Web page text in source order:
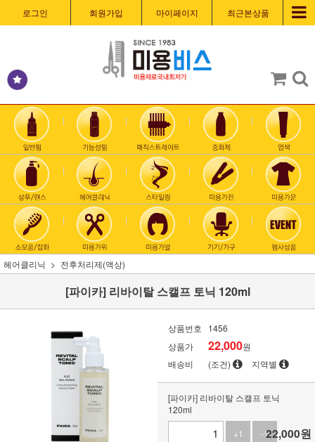
로그인 회원가입 마이페이지 최근본상품
헤어클리닉 전후처리제(액상)
[파이카] 리바이탈 스캘프 토닉 120ml
상품번호
1456
상품가
22,000원
배송비
(조건) 지역별
[파이카] 리바이탈 스캘프 토닉
120ml
+1
-122,000원